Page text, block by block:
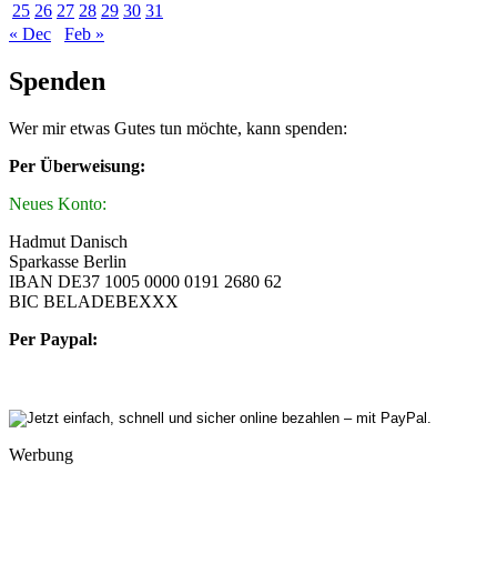
25 26 27 28 29 30 31
« Dec
Feb »
Spenden
Wer mir etwas Gutes tun möchte, kann spenden:
Per Überweisung:
Neues Konto:
Hadmut Danisch
Sparkasse Berlin
IBAN DE37 1005 0000 0191 2680 62
BIC BELADEBEXXX
Per Paypal:
Werbung